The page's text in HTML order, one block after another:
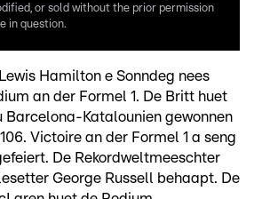
or sold without the prior permission
in question.
Hamilton e Sonndeg nees
an der Formel 1. De Britt huet
Barcelona-Katalounien gewonnen
Victoire an der Formel 1 a seng
De Rekordweltmeeschter
George Russell behaapt. De